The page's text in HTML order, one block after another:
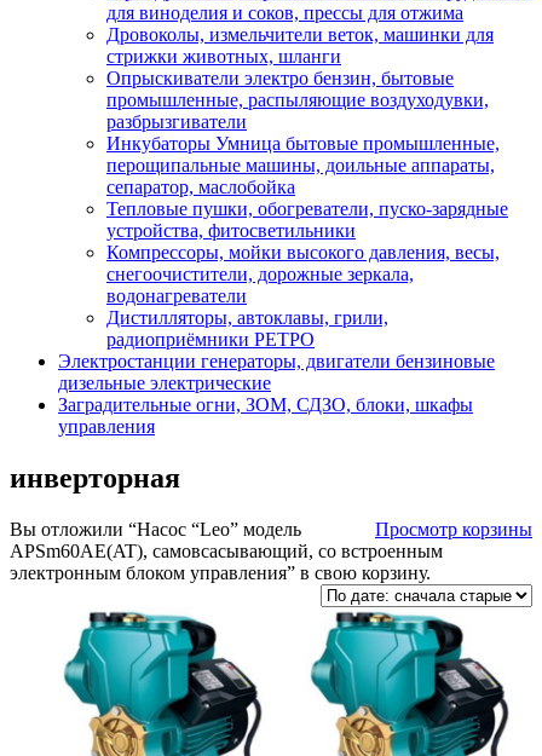
для виноделия и соков, прессы для отжима
Дровоколы, измельчители веток, машинки для
стрижки животных, шланги
Опрыскиватели электро бензин, бытовые
промышленные, распыляющие воздуходувки,
разбрызгиватели
Инкубаторы Умница бытовые промышленные,
перощипальные машины, доильные аппараты,
сепаратор, маслобойка
Тепловые пушки, обогреватели, пуско-зарядные
устройства, фитосветильники
Компрессоры, мойки высокого давления, весы,
снегоочистители, дорожные зеркала,
водонагреватели
Дистилляторы, автоклавы, грили,
радиоприёмники РЕТРО
Электростанции генераторы, двигатели бензиновые
дизельные электрические
Заградительные огни, ЗОМ, СДЗО, блоки, шкафы
управления
инверторная
Просмотр корзины
Вы отложили “Насос “Leo” модель
APSm60AE(AT), самовсасывающий, со встроенным
электронным блоком управления” в свою корзину.